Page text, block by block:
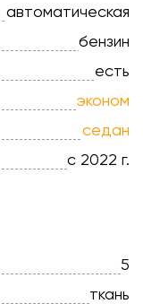
автоматическая
бензин
есть
эконом
седан
с 2022 г.
5
ткань